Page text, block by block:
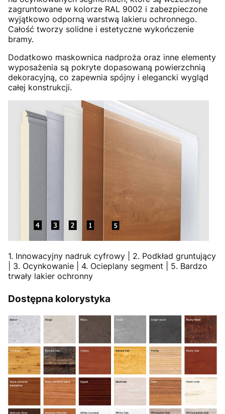
zagruntowane w kolorze RAL 9002 i zabezpieczone
wyjątkowo odporną warstwą lakieru ochronnego.
Całość tworzy solidne i estetyczne wykończenie
bramy.
Dodatkowo maskownica nadproża oraz inne elementy
wyposażenia są pokryte dopasowaną powierzchnią
dekoracyjną, co zapewnia spójny i elegancki wygląd
całej konstrukcji.
1. Innowacyjny nadruk cyfrowy | 2. Podkład gruntujący
| 3. Ocynkowanie | 4. Ocieplany segment | 5. Bardzo
trwały lakier ochronny
Dostępna kolorystyka